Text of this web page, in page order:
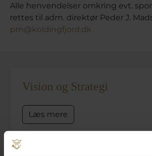
Alle henvendelser omkring evt.
rettes til adm. direktør Peder J.
pm@koldingfjord.dk
Vision og Strategi
Læs mere